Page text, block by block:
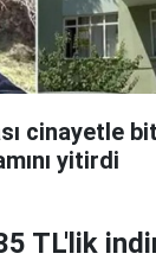
cinayetle
yitirdi
TL'lik